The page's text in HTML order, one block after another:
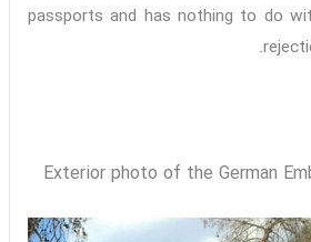
passports and has nothing to do
Exterior photo of the German